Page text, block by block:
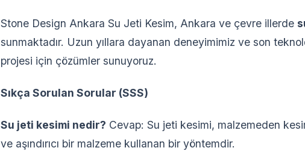
Stone Design Ankara Su Jeti Kesim, Ankara ve çevre illerde
sunmaktadır. Uzun yıllara dayanan deneyimimiz ve son
projesi için çözümler sunuyoruz.
Sıkça Sorulan Sorular (SSS)
Su jeti kesimi nedir? Cevap: Su jeti kesimi, malzemeden
ve aşındırıcı bir malzeme kullanan bir yöntemdir.